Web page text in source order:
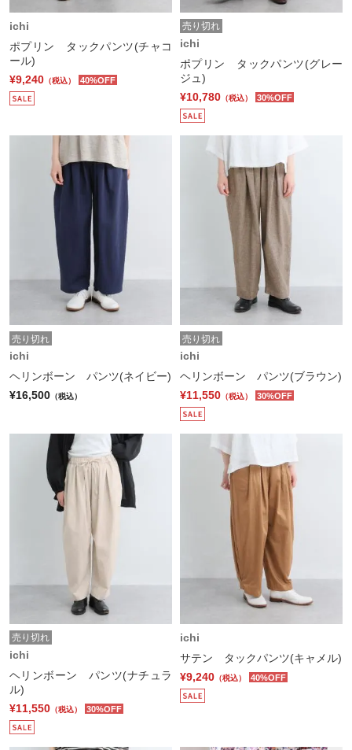
ichi
ポプリン タックパンツ(チャコ
ール)
¥9,240 （税込） 40%OFF
売り切れ
ichi
ポプリン タックパンツ(グレー
ジュ)
¥10,780 （税込） 30%OFF
売り切れ
ichi
ヘリンボーン パンツ(ネイビー)
¥16,500 （税込）
売り切れ
ichi
ヘリンボーン パンツ(ブラウン)
¥11,550 （税込） 30%OFF
売り切れ
ichi
ヘリンボーン パンツ(ナチュラ
ル)
¥11,550 （税込） 30%OFF
ichi
サテン タックパンツ(キャメル)
¥9,240 （税込） 40%OFF